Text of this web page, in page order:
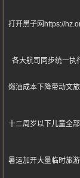
打开黑子网https://
各大航司同步统一执
燃油成本下降带动文
十二周岁以下儿童全
暑运加开大量临时旅